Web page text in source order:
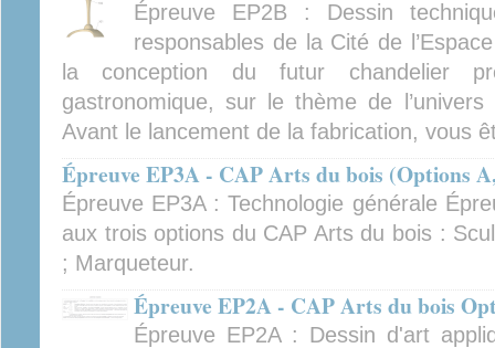
Épreuve EP2B : Dessin
responsables de la Cité de
la conception du futur chandelier
gastronomique, sur le thème de
Avant le lancement de la fabrication, vous
Épreuve EP3A - CAP Arts du bois (Options
Épreuve EP3A : Technologie générale
aux trois options du CAP Arts du bois :
; Marqueteur.
Épreuve EP2A - CAP Arts du bois
Épreuve EP2A : Dessin d'art